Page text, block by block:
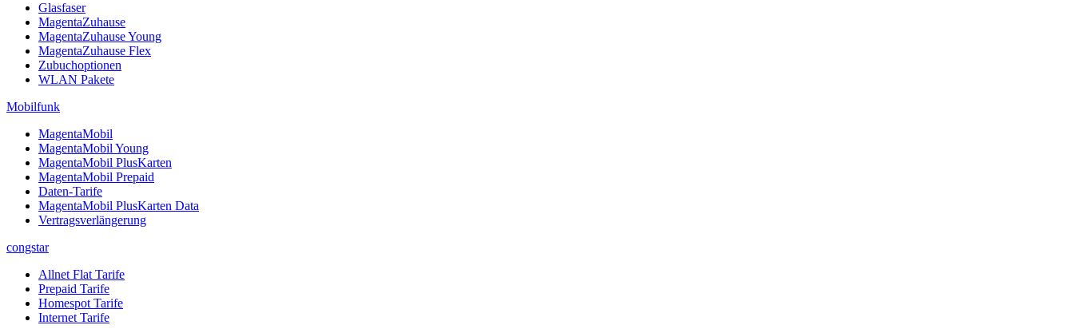
Glasfaser
MagentaZuhause
MagentaZuhause Young
MagentaZuhause Flex
Zubuchoptionen
WLAN Pakete
Mobilfunk
MagentaMobil
MagentaMobil Young
MagentaMobil PlusKarten
MagentaMobil Prepaid
Daten-Tarife
MagentaMobil PlusKarten Data
Vertragsverlängerung
congstar
Allnet Flat Tarife
Prepaid Tarife
Homespot Tarife
Internet Tarife